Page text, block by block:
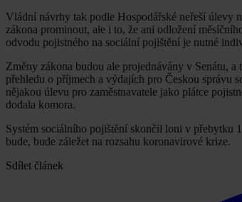
Vládní návrhy tak podle Hospodářské neřeší úlevy
zákona prominout, ale i to, že ani odložení
odvodu pojistného na sociální pojištění je nutné
Změny zákona budou ale projednávány v Senátu,
přehledu o příjmech a výdajích pro Českou správu
nějakou úlevu pro zaměstnavatele jako plátce
dodala komora.
Systém sociálního pojištění skončil loni v přebytku
bude, bude záležet na rozsahu koronavirové krize.
Sdílet článek